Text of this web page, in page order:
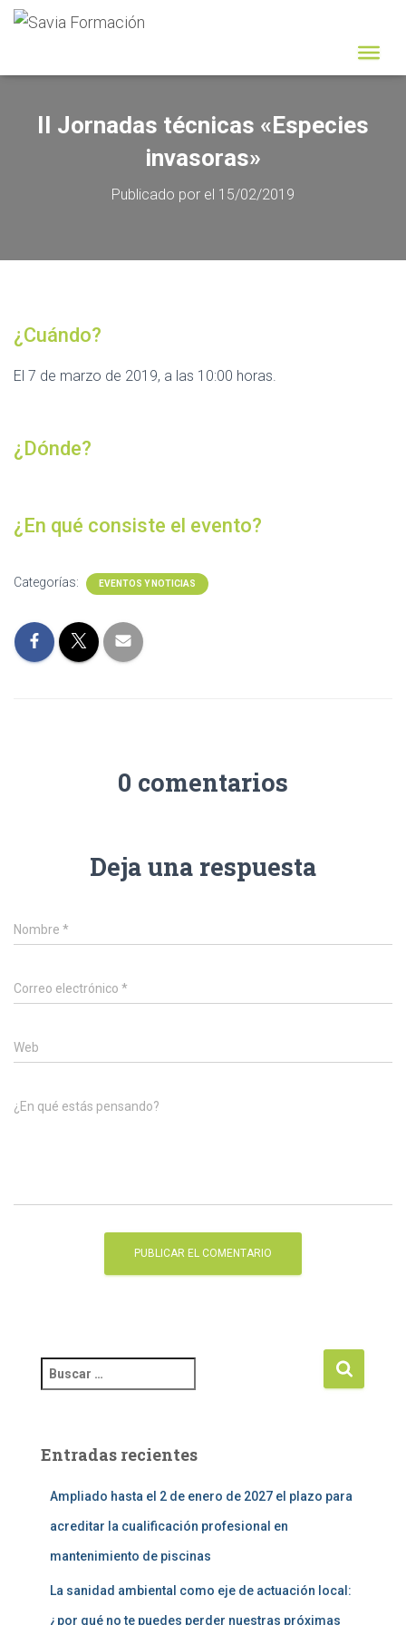
II Jornadas técnicas «Especies
invasoras»
Publicado por el 15/02/2019
¿Cuándo?
El 7 de marzo de 2019, a las 10:00 horas.
¿Dónde?
¿En qué consiste el evento?
Categorías: EVENTOS Y NOTICIAS
0 comentarios
Deja una respuesta
Nombre *
Correo electrónico *
Web
¿En qué estás pensando?
Entradas recientes
Ampliado hasta el 2 de enero de 2027 el plazo para
acreditar la cualificación profesional en
mantenimiento de piscinas
La sanidad ambiental como eje de actuación local:
¿por qué no te puedes perder nuestras próximas